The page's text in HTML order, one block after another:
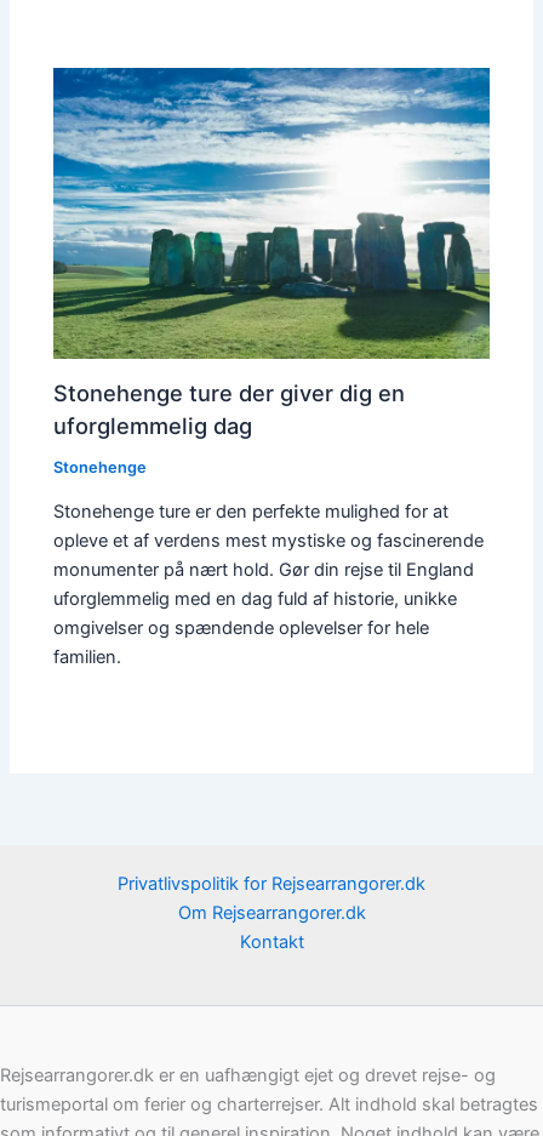
Stonehenge ture der giver dig en
uforglemmelig dag
Stonehenge
Stonehenge ture er den perfekte mulighed for at
opleve et af verdens mest mystiske og fascinerende
monumenter på nært hold. Gør din rejse til England
uforglemmelig med en dag fuld af historie, unikke
omgivelser og spændende oplevelser for hele
familien.
Privatlivspolitik for Rejsearrangorer.dk
Om Rejsearrangorer.dk
Kontakt
Rejsearrangorer.dk er en uafhængigt ejet og drevet rejse- og
turismeportal om ferier og charterrejser. Alt indhold skal betragtes